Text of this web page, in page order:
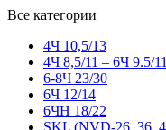
Все категории
4Ч 10,5/13
4Ч 8,5/11 – 6Ч 9.5/11
6-8Ч 23/30
6Ч 12/14
6ЧН 18/22
SKL (NVD-26, 36,